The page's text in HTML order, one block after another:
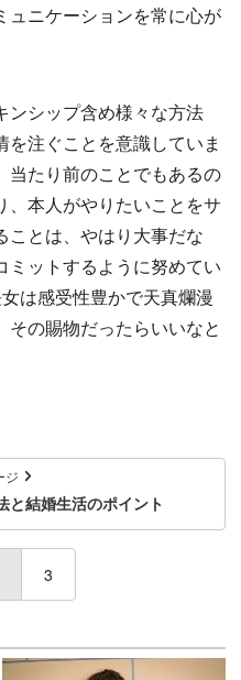
ュニケーションを常に心が
ンシップ含め様々な方法
注ぐことを意識していま
当たり前のことでもあるの
、本人がやりたいことをサ
ことは、やはり大事だな
ミットするように努めてい
は感受性豊かで天真爛漫
の賜物だったらいいなと
ジ
と結婚生活のポイント
(current)
3